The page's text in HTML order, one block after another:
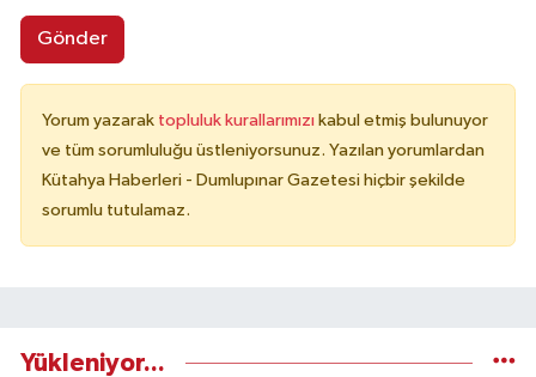
Gönder
Yorum yazarak topluluk kurallarımızı kabul etmiş bulunuyor
ve tüm sorumluluğu üstleniyorsunuz. Yazılan yorumlardan
Kütahya Haberleri - Dumlupınar Gazetesi hiçbir şekilde
sorumlu tutulamaz.
Yükleniyor...